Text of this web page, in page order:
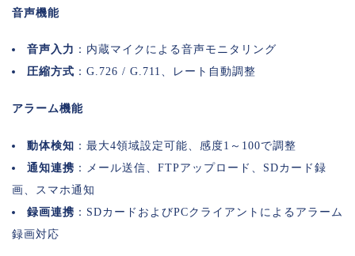
音声機能
音声入力 ：内蔵マイクによる音声モニタリング
圧縮方式 ：G.726 / G.711、レート自動調整
アラーム機能
動体検知 ：最大4領域設定可能、感度1～100で調整
通知連携 ：メール送信、FTPアップロード、SDカード録
画、スマホ通知
録画連携 ：SDカードおよびPCクライアントによるアラーム
録画対応